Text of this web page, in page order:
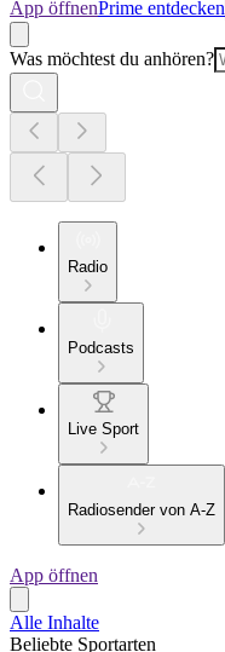
App öffnenPrime entdecken
Was möchtest du anhören?
Radio
Podcasts
Live Sport
Radiosender von A-Z
App öffnen
Alle Inhalte
Beliebte Sportarten